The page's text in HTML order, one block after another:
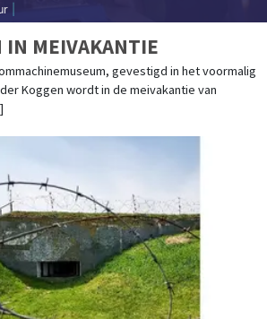
IN MEIVAKANTIE
gevestigd in het voormalig
Koggen wordt in de meivakantie van